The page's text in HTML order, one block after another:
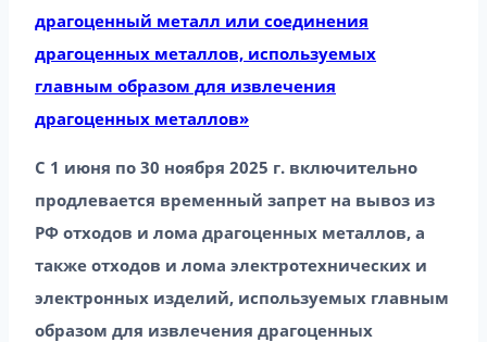
драгоценный металл или соединения
драгоценных металлов, используемых
главным образом для извлечения
драгоценных металлов»
С 1 июня по 30 ноября 2025 г. включительно
продлевается временный запрет на вывоз из
РФ отходов и лома драгоценных металлов, а
также отходов и лома электротехнических и
электронных изделий, используемых главным
образом для извлечения драгоценных